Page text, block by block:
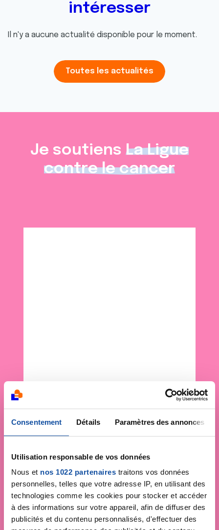
Consentement Détails Paramètres des annonces
Utilisation responsable de vos données
Nous et nos 1022 partenaires traitons vos données
personnelles, telles que votre adresse IP, en utilisant des
technologies comme les cookies pour stocker et accéder
à des informations sur votre appareil, afin de diffuser des
publicités et du contenu personnalisés, d'effectuer des
intéresser
Il n'y a aucune actualité disponible pour le moment.
Toutes les actualités
Je soutiens La Ligue
contre le cancer